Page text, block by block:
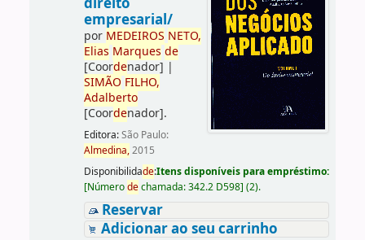
empresarial/
por MEDEIROS NETO,
Elias Marques de
[Coordenador] |
SIMÃO FILHO,
Adalberto
[Coordenador].
Editora:São Paulo:
Almedina,2015
Disponibilidade:Itens disponíveis para empréstimo:
[Númerodechamada:342.2 D598] (2).
Reservar
Adicionar ao seu carrinho